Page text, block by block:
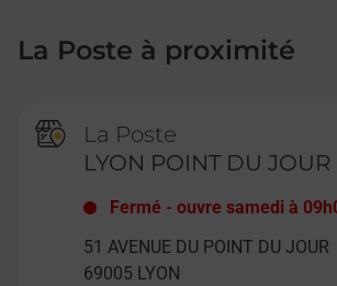
La Poste à proximité
La Poste
LYON POINT DU JOUR
Fermé -ouvre samedi à
51 AVENUE DU POINT DU JOUR
69005 LYON